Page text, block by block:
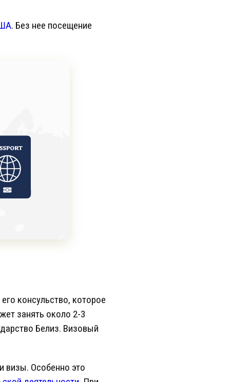
. Без нее посещение
консульство, которое
занять около 2-3
Белиз. Визовый
визы. Особенно это